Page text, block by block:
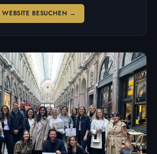
WEBSITE BESUCHEN →